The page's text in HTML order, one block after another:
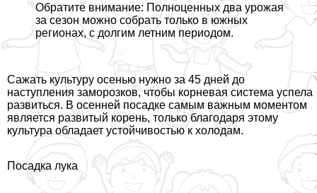
Обратите внимание: Полноценных два урожая
за сезон можно собрать только в южных
регионах, с долгим летним периодом.
Сажать культуру осенью нужно за 45 дней до
наступления заморозков, чтобы корневая система успела
развиться. В осенней посадке самым важным моментом
является развитый корень, только благодаря этому
культура обладает устойчивостью к холодам.
Посадка лука